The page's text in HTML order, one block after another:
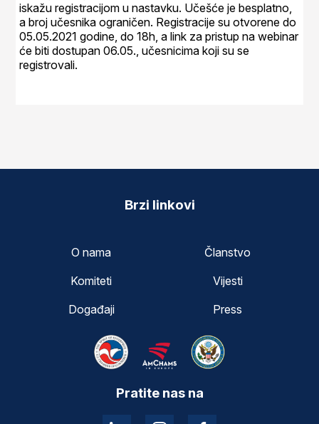
iskažu registracijom u nastavku. Učešće je besplatno,
a broj učesnika ograničen. Registracije su otvorene do
05.05.2021 godine, do 18h, a link za pristup na webinar
će biti dostupan 06.05., učesnicima koji su se
registrovali.
Brzi linkovi
O nama
Članstvo
Komiteti
Vijesti
Događaji
Press
Pratite nas na